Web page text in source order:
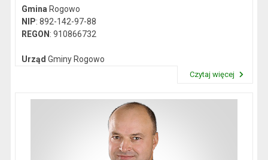
Gmina Rogowo
NIP: 892-142-97-88
REGON : 910866732
Urząd Gminy Rogowo
Czytaj więcej